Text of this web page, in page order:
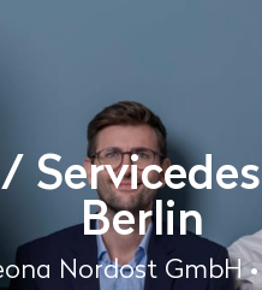
Berlin
Nordost GmbH